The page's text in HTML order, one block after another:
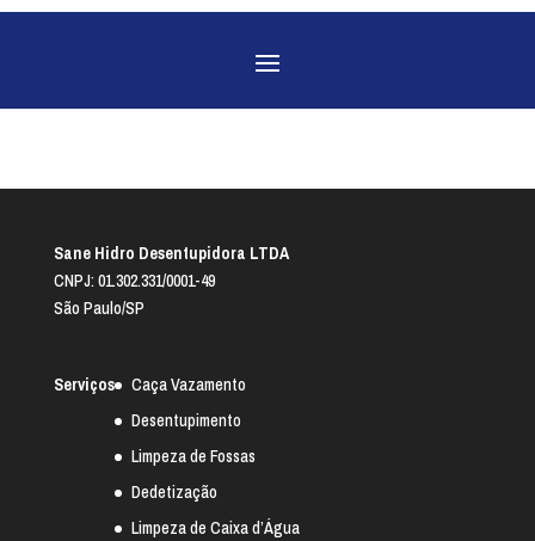
Sane Hidro Desentupidora LTDA
CNPJ: 01.302.331/0001-49
São Paulo/SP
Serviços
Caça Vazamento
Desentupimento
Limpeza de Fossas
Dedetização
Limpeza de Caixa d’Água